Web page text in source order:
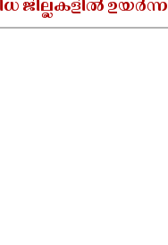
ജില്ലകളിൽ ഉയർന്ന